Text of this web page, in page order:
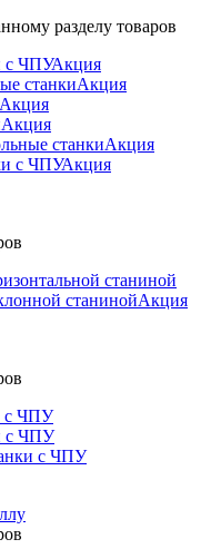
с ЧПУАкция
станкиАкция
Акция
Акция
станкиАкция
с ЧПУАкция
станиной
станинойАкция
с ЧПУ
с ЧПУ
с ЧПУ